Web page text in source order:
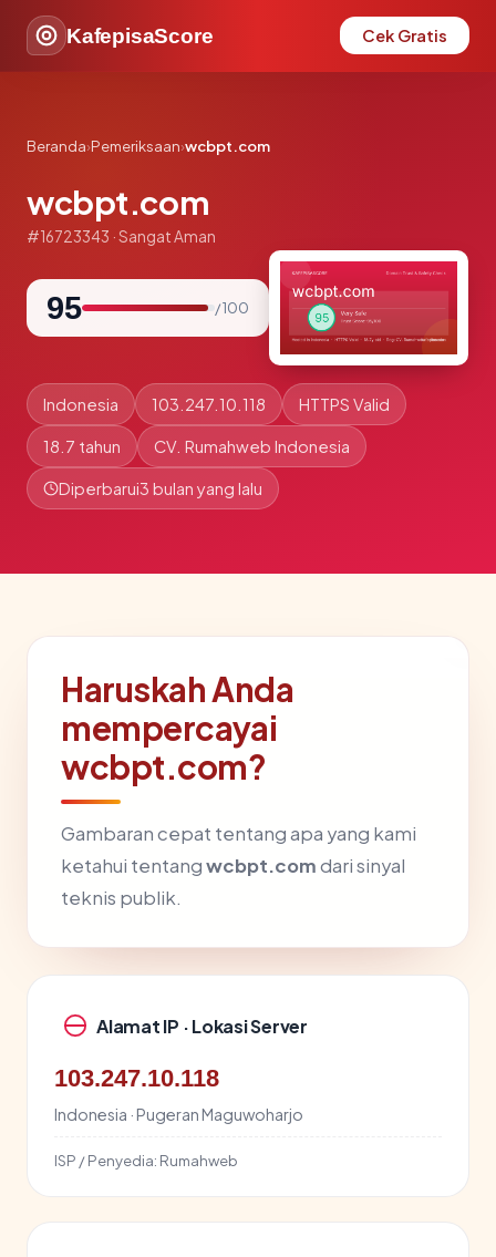
KafepisaScore Cek Gratis
Beranda›Pemeriksaan›wcbpt.com
wcbpt.com
#16723343 · Sangat Aman
95 / 100
Indonesia 103.247.10.118 HTTPS Valid
18.7 tahun CV. Rumahweb Indonesia
Diperbarui3 bulan yang lalu
Haruskah Anda
mempercayai
wcbpt.com?
Gambaran cepat tentang apa yang kami
ketahui tentangwcbpt.comdari sinyal
teknis publik.
Alamat IP · Lokasi Server
103.247.10.118
Indonesia · Pugeran Maguwoharjo
ISP / Penyedia: Rumahweb